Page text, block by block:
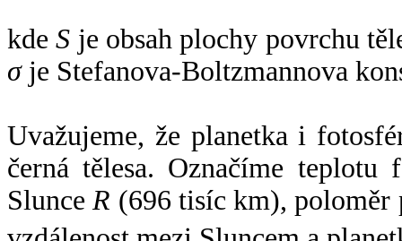
kdeS je obsah plochy povrchu
σje Stefanova-Boltzmannova
Uvažujeme, že planetka i
černá tělesa. Označíme
SlunceR (696 tisíc km),